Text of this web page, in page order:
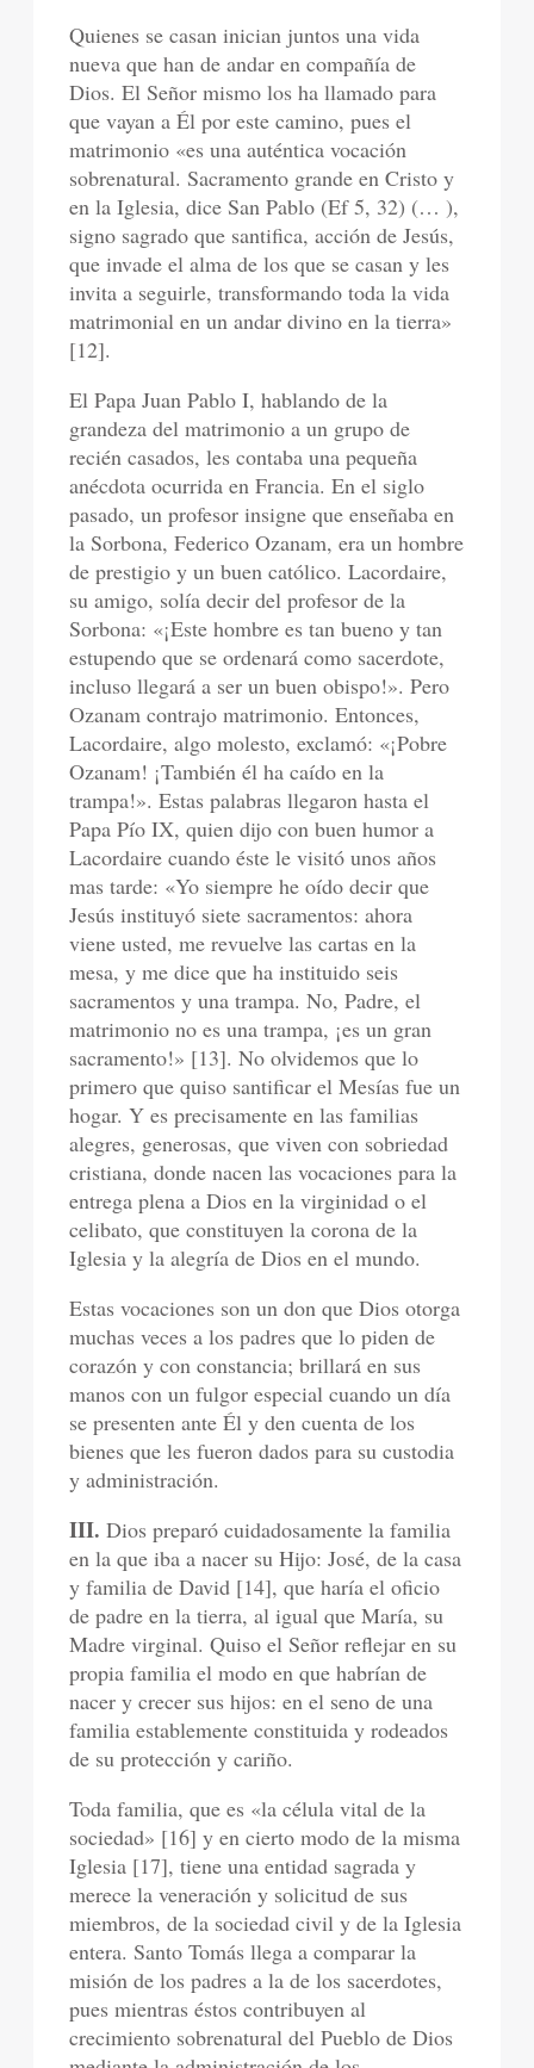
Quienes se casan inician juntos una vida
nueva que han de andar en compañía de
Dios. El Señor mismo los ha llamado para
que vayan a Él por este camino, pues el
matrimonio «es una auténtica vocación
sobrenatural. Sacramento grande en Cristo y
en la Iglesia, dice San Pablo (Ef 5, 32) (… ),
signo sagrado que santifica, acción de Jesús,
que invade el alma de los que se casan y les
invita a seguirle, transformando toda la vida
matrimonial en un andar divino en la tierra»
[12].
El Papa Juan Pablo I, hablando de la
grandeza del matrimonio a un grupo de
recién casados, les contaba una pequeña
anécdota ocurrida en Francia. En el siglo
pasado, un profesor insigne que enseñaba en
la Sorbona, Federico Ozanam, era un hombre
de prestigio y un buen católico. Lacordaire,
su amigo, solía decir del profesor de la
Sorbona: «¡Este hombre es tan bueno y tan
estupendo que se ordenará como sacerdote,
incluso llegará a ser un buen obispo!». Pero
Ozanam contrajo matrimonio. Entonces,
Lacordaire, algo molesto, exclamó: «¡Pobre
Ozanam! ¡También él ha caído en la
trampa!». Estas palabras llegaron hasta el
Papa Pío IX, quien dijo con buen humor a
Lacordaire cuando éste le visitó unos años
mas tarde: «Yo siempre he oído decir que
Jesús instituyó siete sacramentos: ahora
viene usted, me revuelve las cartas en la
mesa, y me dice que ha instituido seis
sacramentos y una trampa. No, Padre, el
matrimonio no es una trampa, ¡es un gran
sacramento!» [13]. No olvidemos que lo
primero que quiso santificar el Mesías fue un
hogar. Y es precisamente en las familias
alegres, generosas, que viven con sobriedad
cristiana, donde nacen las vocaciones para la
entrega plena a Dios en la virginidad o el
celibato, que constituyen la corona de la
Iglesia y la alegría de Dios en el mundo.
Estas vocaciones son un don que Dios otorga
muchas veces a los padres que lo piden de
corazón y con constancia; brillará en sus
manos con un fulgor especial cuando un día
se presenten ante Él y den cuenta de los
bienes que les fueron dados para su custodia
y administración.
III. Dios preparó cuidadosamente la familia
en la que iba a nacer su Hijo: José, de la casa
y familia de David [14], que haría el oficio
de padre en la tierra, al igual que María, su
Madre virginal. Quiso el Señor reflejar en su
propia familia el modo en que habrían de
nacer y crecer sus hijos: en el seno de una
familia establemente constituida y rodeados
de su protección y cariño.
Toda familia, que es «la célula vital de la
sociedad» [16] y en cierto modo de la misma
Iglesia [17], tiene una entidad sagrada y
merece la veneración y solicitud de sus
miembros, de la sociedad civil y de la Iglesia
entera. Santo Tomás llega a comparar la
misión de los padres a la de los sacerdotes,
pues mientras éstos contribuyen al
crecimiento sobrenatural del Pueblo de Dios